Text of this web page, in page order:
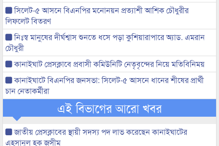
সিলেট-৫ আসনে বিএনপির মনোনয়ন প্রত্যাশী আশিক চৌধুরীর
লিফলেট বিতরণ
নিঃস্ব মানুষের দীর্ঘশ্বাস শুনতে ধসে পড়া কুশিয়ারাপারে অ্যাড. এমরান
চৌধুরী
কানাইঘাট প্রেসক্লাবে প্রবাসী কমিউনিটি নেতৃবৃন্দের নিয়ে মতিবিনিময়
কানাইঘাটে বিএনপির জনসভা: সিলেট-৫ আসনে ধানের শীষের প্রার্থী
চান নেতাকর্মীরা
এই বিভাগের আরো খবর
জাতীয় প্রেসক্লাবের স্থায়ী সদস্য পদ লাভ করেছেন কানাইঘাটের
এহসানুল হক জসীম